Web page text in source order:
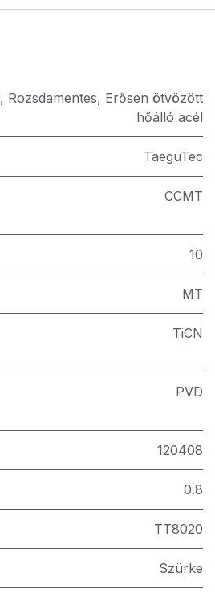
, Rozsdamentes, Erősen ötvözött
hőálló acél
TaeguTec
CCMT
10
MT
TiCN
PVD
120408
0.8
TT8020
Szürke